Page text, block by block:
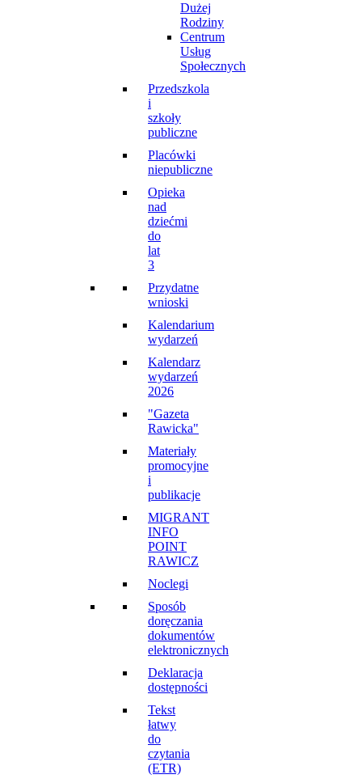
Dużej
Rodziny
Centrum
Usług
Społecznych
Przedszkola
i
szkoły
publiczne
Placówki
niepubliczne
Opieka
nad
dziećmi
do
lat
3
Przydatne
wnioski
Kalendarium
wydarzeń
Kalendarz
wydarzeń
2026
"Gazeta
Rawicka"
Materiały
promocyjne
i
publikacje
MIGRANT
INFO
POINT
RAWICZ
Noclegi
Sposób
doręczania
dokumentów
elektronicznych
Deklaracja
dostępności
Tekst
łatwy
do
czytania
(ETR)